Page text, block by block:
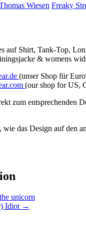
Wiesen Freaky
auf Shirt, Tank-Top,
& womens
(unser Shop für
(our shop for US,
zum entsprechenden
wie das Design auf den
unicorn
Idiot →